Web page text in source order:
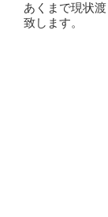
あくまで現状
致します。